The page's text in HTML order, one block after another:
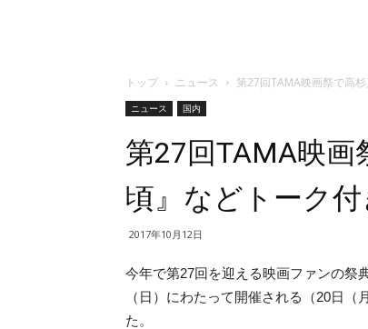
トップ ニュース 第27回TAMA映画祭で高
ニュース 国内
第27回TAMA映画
頃』などトーク付
2017年10月12日
今年で第27回を迎える映画ファンの祭
（日）にわたって開催される（20日
た。